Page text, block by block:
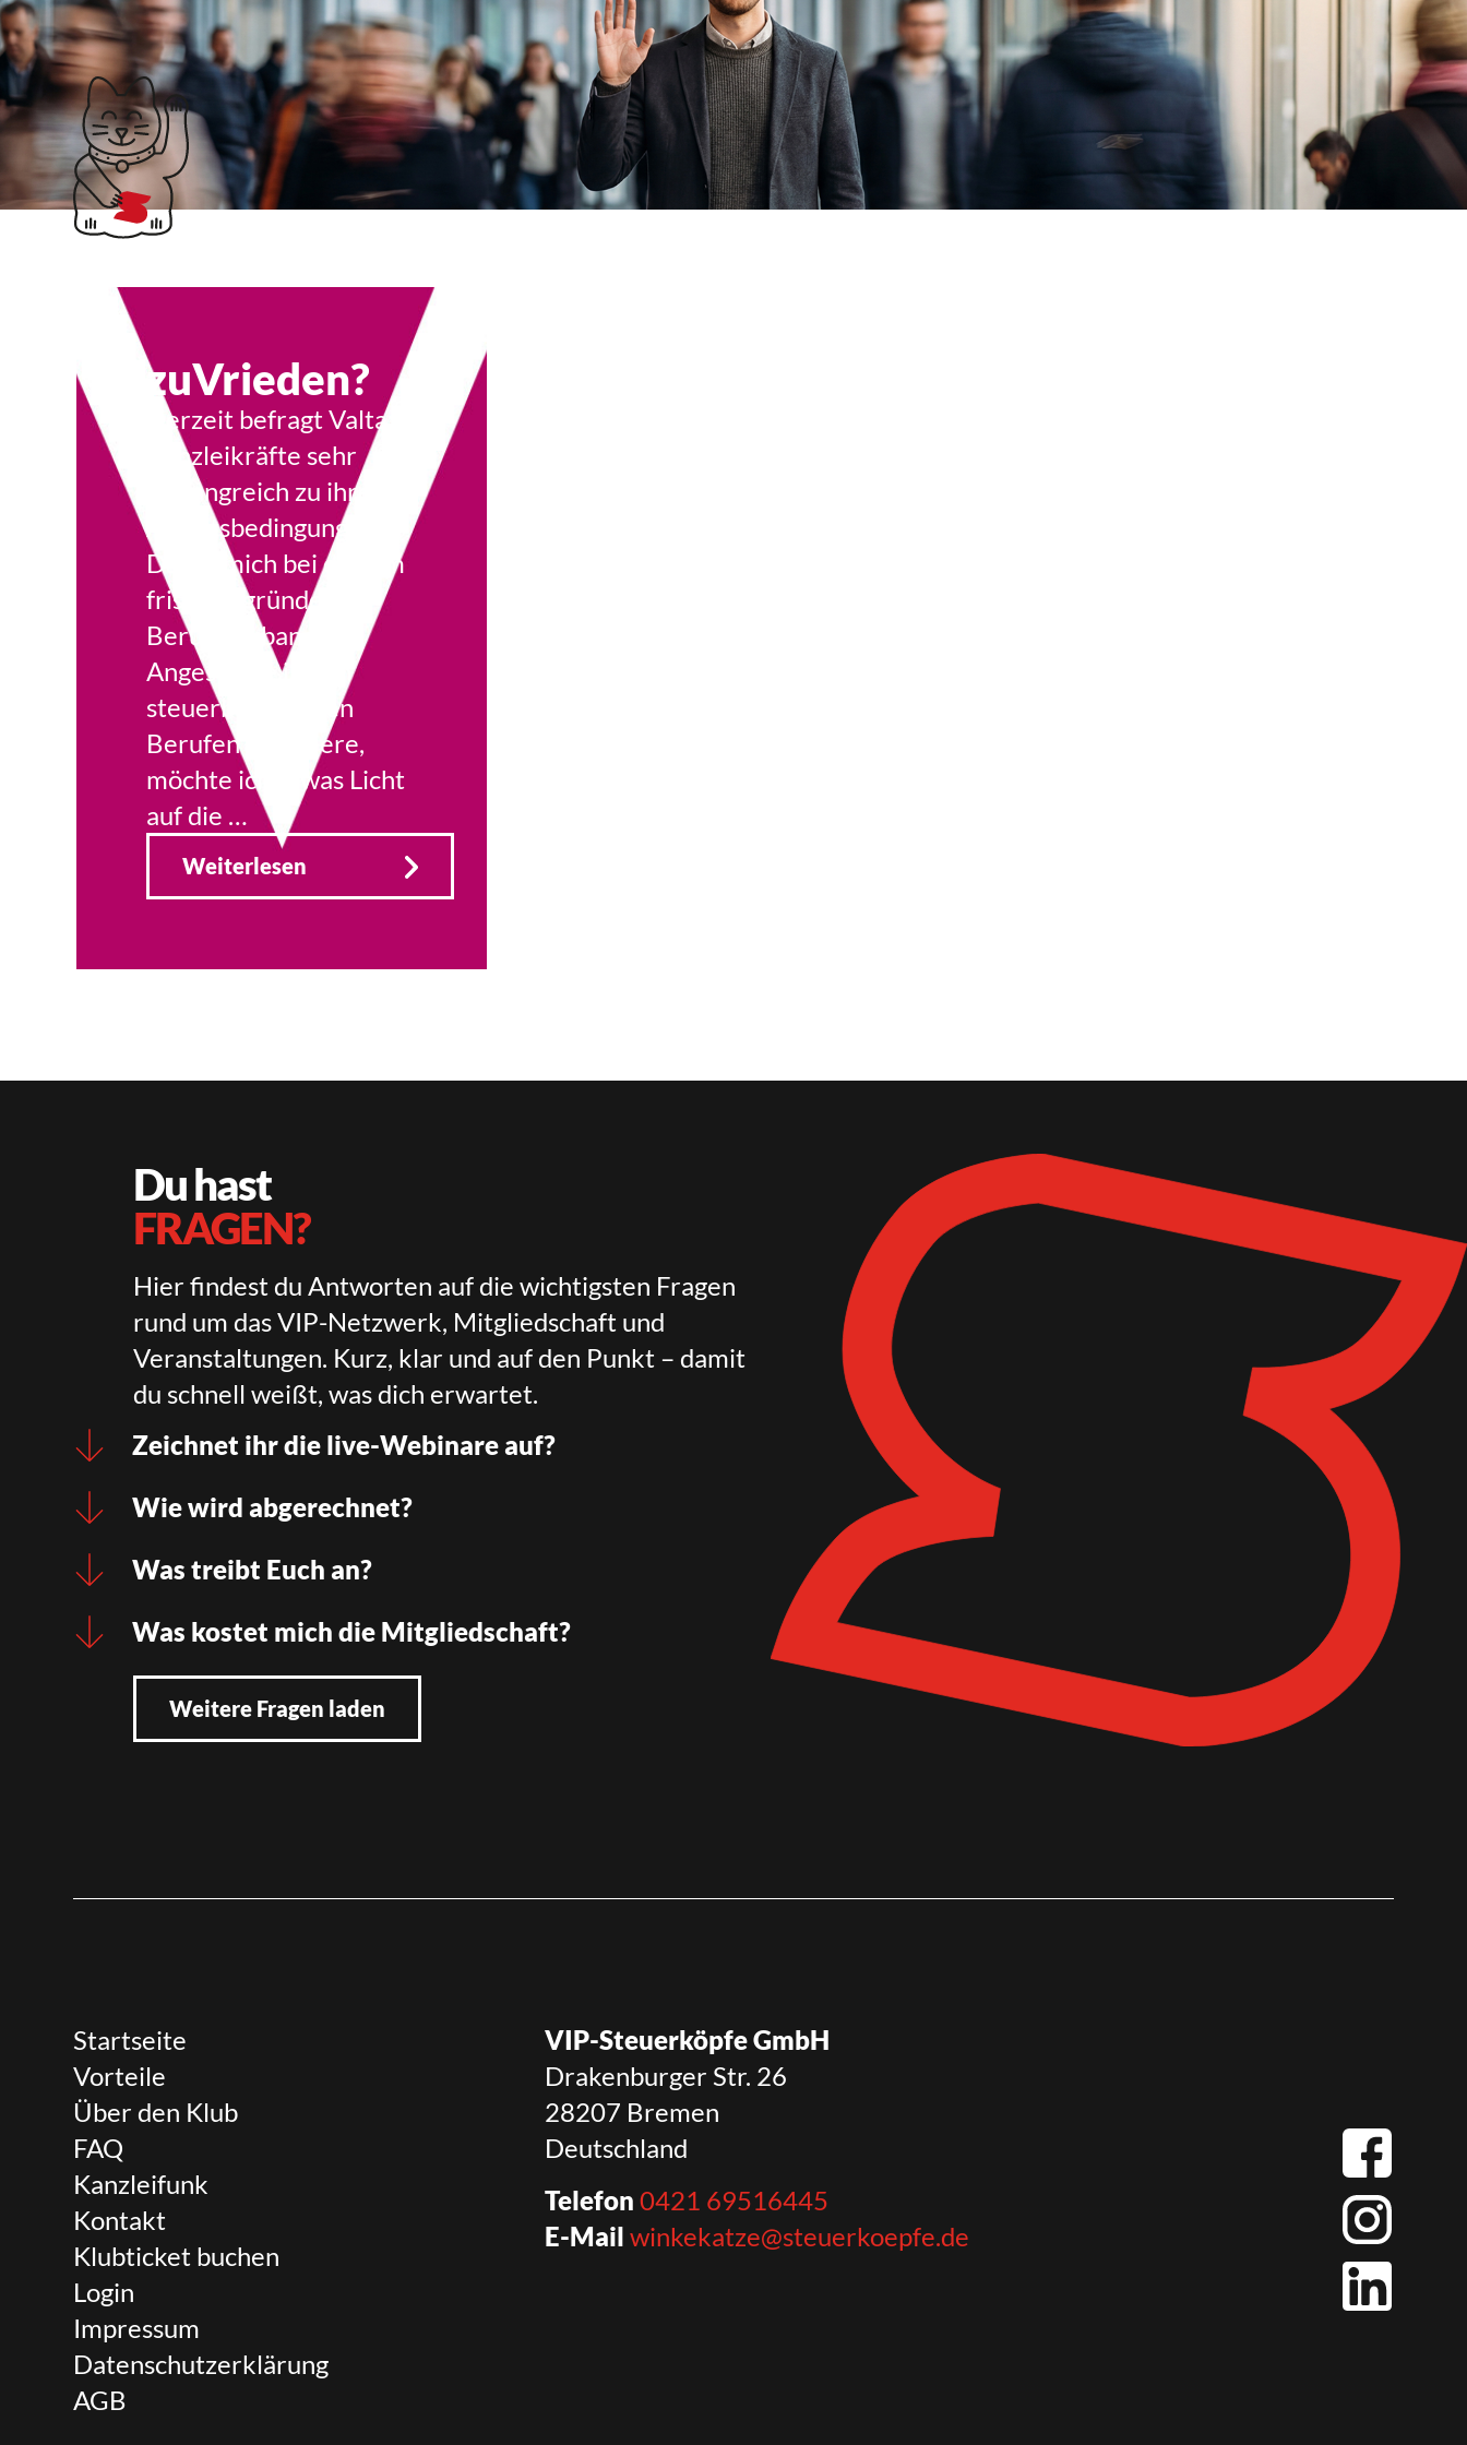
Kanzleikräfte
zuVrieden?
Derzeit befragt Valtaxa
Kanzleikräfte sehr
umfangreich zu ihren
Arbeitsbedingungen.
Da ich mich bei diesem
frisch gegründeten
Berufsverband für
Angestellte in den
steuerberatenden
Berufen engagiere,
möchte ich etwas Licht
auf die …
Weiterlesen
Du hast
FRAGEN?
Hier findest du Antworten auf die wichtigsten Fragen
rund um das VIP-Netzwerk, Mitgliedschaft und
Veranstaltungen. Kurz, klar und auf den Punkt – damit
du schnell weißt, was dich erwartet.
Zeichnet ihr die live-Webinare auf?
Wie wird abgerechnet?
Was treibt Euch an?
Was kostet mich die Mitgliedschaft?
Weitere Fragen laden
Startseite
Vorteile
Über den Klub
FAQ
Kanzleifunk
Kontakt
Klubticket buchen
Login
Impressum
Datenschutzerklärung
AGB
VIP-Steuerköpfe GmbH
Drakenburger Str. 26
28207 Bremen
Deutschland
Telefon 0421 69516445
E-Mail winkekatze@steuerkoepfe.de